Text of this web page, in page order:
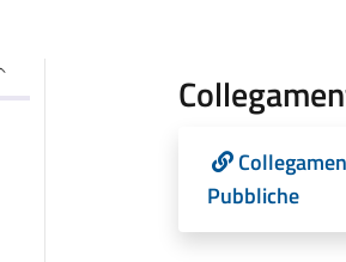
Pubbliche